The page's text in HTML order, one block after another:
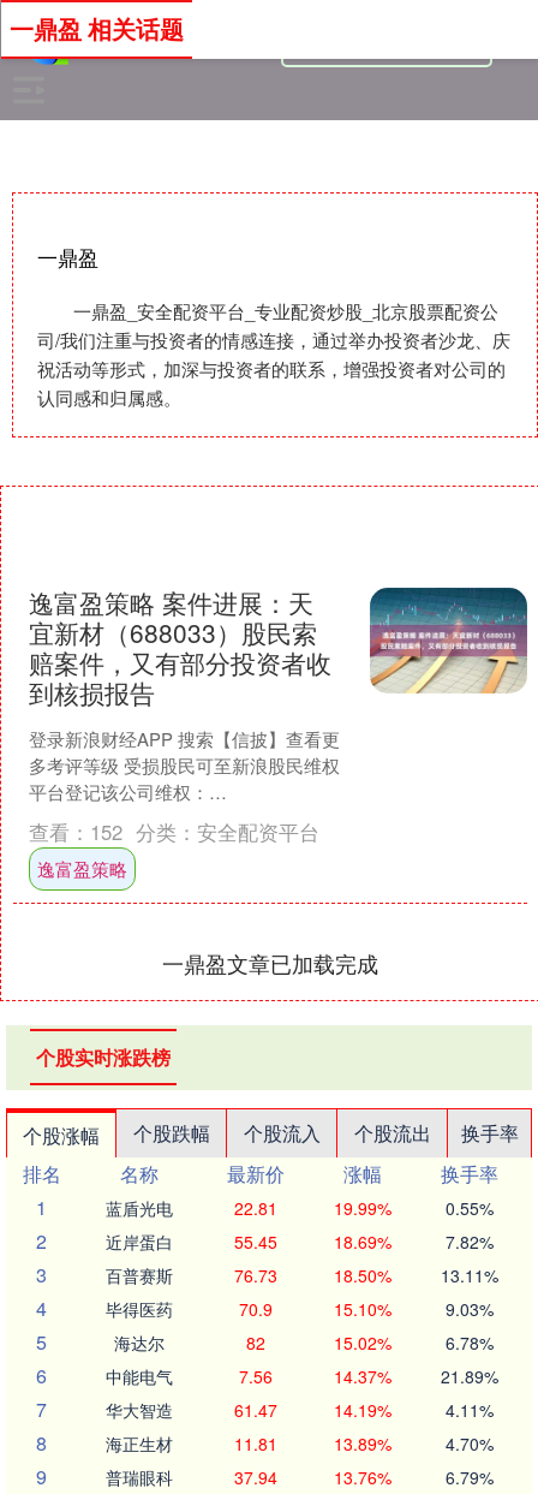
一鼎盈
一鼎盈_安全配资平台_专业配资炒股_北京股票配资公
司/我们注重与投资者的情感连接，通过举办投资者沙龙、庆
祝活动等形式，加深与投资者的联系，增强投资者对公司的
认同感和归属感。
一鼎盈 相关话题
逸富盈策略 案件进展：天
宜新材（688033）股民索
赔案件，又有部分投资者收
到核损报告
登录新浪财经APP 搜索【信披】查看更
多考评等级 受损股民可至新浪股民维权
平台登记该公司维权：
http://wq.finance.sina.com.cn/ 关注....
查看： 152 分类： 安全配资平台
逸富盈策略
一鼎盈文章已加载完成
个股实时涨跌榜
个股涨幅 个股跌幅 个股流入 个股流出
换手率
排名
名称 最新价 涨幅
换手率
1
蓝盾光电 22.81 19.99% 0.55%
2 近岸蛋白 55.45 18.69% 7.82%
3 百普赛斯 76.73 18.50% 13.11%
4 毕得医药 70.9 15.10% 9.03%
5 海达尔 82 15.02% 6.78%
6 中能电气 7.56 14.37% 21.89%
7 华大智造 61.47 14.19% 4.11%
8 海正生材 11.81 13.89% 4.70%
9 普瑞眼科 37.94 13.76% 6.79%